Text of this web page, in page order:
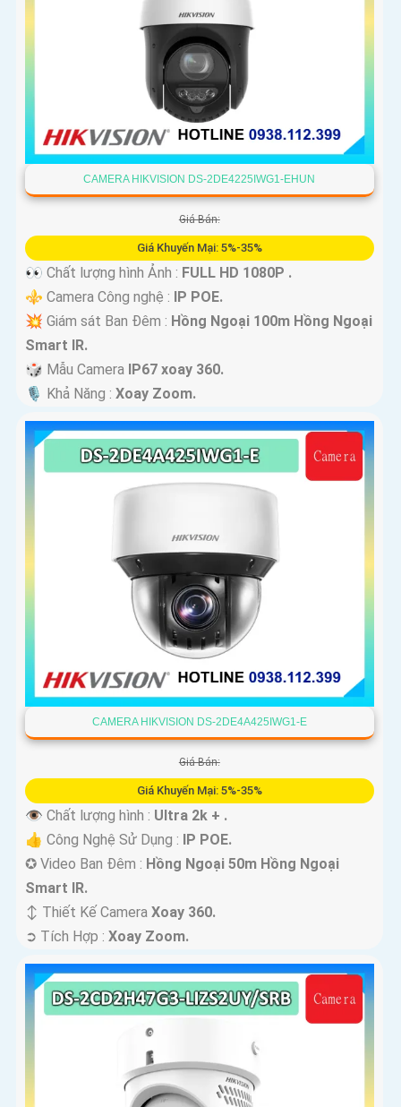
CAMERA HIKVISION DS-2DE4225IWG1-EHUN
Giá Bán:
Giá Khuyến Mại: 5%-35%
️
👀 Chất lượng hình Ảnh : FULL HD 1080P .
⚜️ Camera Công nghệ : IP POE.
💥 Giám sát Ban Đêm : Hồng Ngoại 100m Hồng Ngoại
Smart IR.
🎲 Mẫu Camera IP67 xoay 360.
️🎙 Khả Năng : Xoay Zoom.
CAMERA HIKVISION DS-2DE4A425IWG1-E
Giá Bán:
Giá Khuyến Mại: 5%-35%
👁 Chất lượng hình : Ultra 2k + .
👍 Công Nghệ Sử Dụng : IP POE.
✪ Video Ban Đêm : Hồng Ngoại 50m Hồng Ngoại
Smart IR.
↕️ Thiết Kế Camera Xoay 360.
️➲ Tích Hợp : Xoay Zoom.